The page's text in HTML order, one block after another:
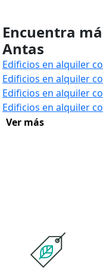
Encuentra
Antas
Edificios en alquiler
Edificios en alquiler
Edificios en alquiler
Edificios en alquiler
Ver más